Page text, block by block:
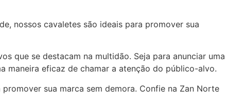
nossos cavaletes são ideais para promover sua
que se destacam na multidão. Seja para anunciar uma
maneira eficaz de chamar a atenção do público-alvo.
sua marca sem demora. Confie na Zan Norte